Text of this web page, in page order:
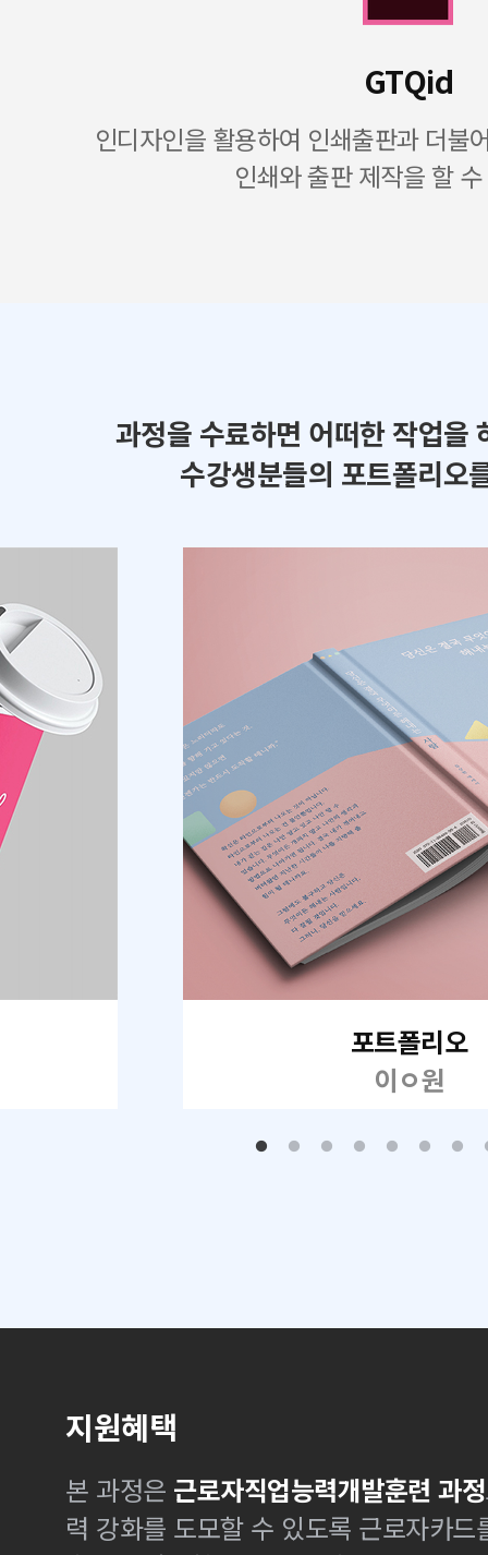
GTQid
인디자인을 활용하여 인쇄출판과 더불
인쇄와 출판 제작을 할
과정을 수료하면 어떠한 작업을
수강생분들의 포트폴리오
포트폴리오
이ㅇ원
지원혜택
본 과정은 근로자직업능력개발훈련 과정
력 강화를 도모할 수 있도록 근로자카